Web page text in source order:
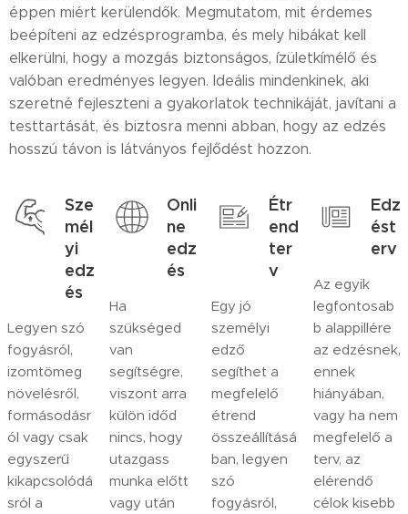
éppen miért kerülendők. Megmutatom, mit érdemes
beépíteni az edzésprogramba, és mely hibákat kell
elkerülni, hogy a mozgás biztonságos, ízületkímélő és
valóban eredményes legyen. Ideális mindenkinek, aki
szeretné fejleszteni a gyakorlatok technikáját, javítani a
testtartását, és biztosra menni abban, hogy az edzés
hosszú távon is látványos fejlődést hozzon.
Sze
mél
yi
edz
és
Legyen szó
fogyásról,
izomtömeg
növelésről,
formásodásr
ól vagy csak
egyszerű
kikapcsolódá
sról a
Onli
ne
edz
és
Ha
szükséged
van
segítségre,
viszont arra
külön időd
nincs, hogy
utazgass
munka előtt
vagy után
Étr
end
ter
v
Egy jó
személyi
edző
segíthet a
megfelelő
étrend
összeállításá
ban, legyen
szó
fogyásról,
Edz
ést
erv
Az egyik
legfontosab
b alappillére
az edzésnek,
ennek
hiányában,
vagy ha nem
megfelelő a
terv, az
elérendő
célok kisebb